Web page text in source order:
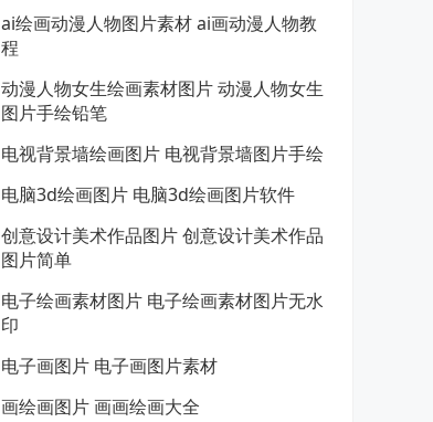
ai绘画动漫人物图片素材 ai画动漫人物教
程
动漫人物女生绘画素材图片 动漫人物女生
图片手绘铅笔
电视背景墙绘画图片 电视背景墙图片手绘
电脑3d绘画图片 电脑3d绘画图片软件
创意设计美术作品图片 创意设计美术作品
图片简单
电子绘画素材图片 电子绘画素材图片无水
印
电子画图片 电子画图片素材
画绘画图片 画画绘画大全